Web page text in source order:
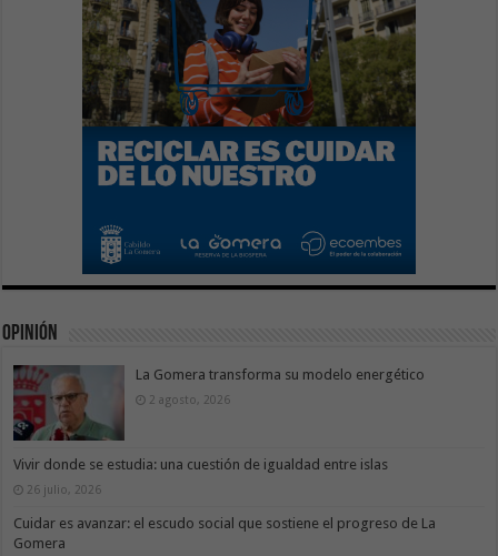
Opinión
La Gomera transforma su modelo energético
2 agosto, 2026
Vivir donde se estudia: una cuestión de igualdad entre islas
26 julio, 2026
Cuidar es avanzar: el escudo social que sostiene el progreso de La
Gomera